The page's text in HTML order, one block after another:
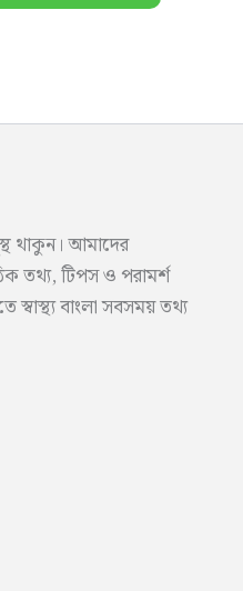
থাকুন। আমাদের
তথ্য, টিপস ও পরামর্শ
বাংলা সবসময় তথ্য